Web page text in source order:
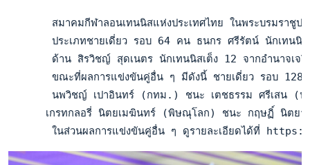
สมาคมกีฬาลอนเทนนิสแห่งประเทศไทย ในพระบรมราชู
ประเภทชายเดี่ยว รอบ 64 คน ธนกร ศรีรัตน์ นักเทน
ด้าน สิรวิชญ์ สุดเนตร นักเทนนิสเต็ง 12 จากอำนาจเ
ขณะที่ผลการแข่งขันคู่อื่น ๆ มีดังนี้ ชายเดี่ยว รอบ
นพวิชญ์ เปาอินทร์ (กทม.) ชนะ เตชธรรม ศรีเสน
เกรทกลอรี่ นิตยเมฆินทร์ (พิษณุโลก) ชนะ กฤษฏิ์ นิตย
ในส่วนผลการแข่งขันคู่อื่น ๆ ดูรายละเอียดได้ที่